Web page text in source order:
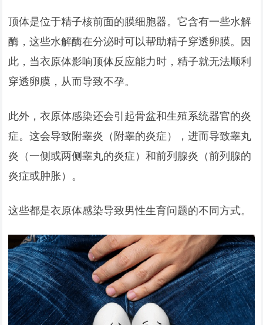
顶体是位于精子核前面的膜细胞器。它含有一些水解
酶，这些水解酶在分泌时可以帮助精子穿透卵膜。因
此，当衣原体影响顶体反应能力时，精子就无法顺利
穿透卵膜，从而导致不孕。
此外，衣原体感染还会引起骨盆和生殖系统器官的炎
症。这会导致附睾炎（附睾的炎症），进而导致睾丸
炎（一侧或两侧睾丸的炎症）和前列腺炎（前列腺的
炎症或肿胀）。
这些都是衣原体感染导致男性生育问题的不同方式。